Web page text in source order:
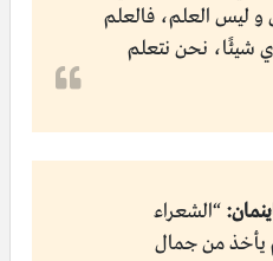
و ليس العلم، فالعلم
شيئًا، نحن نتعلم
“الشعراء
يأخذ من جمال